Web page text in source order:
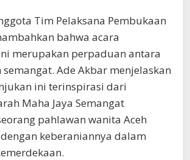
Tim Pelaksana Pembukaan
bahwa acara
merupakan perpaduan antara
Ade Akbar menjelaskan
ini terinspirasi dari
Maha Jaya Semangat
pahlawan wanita Aceh
keberaniannya dalam